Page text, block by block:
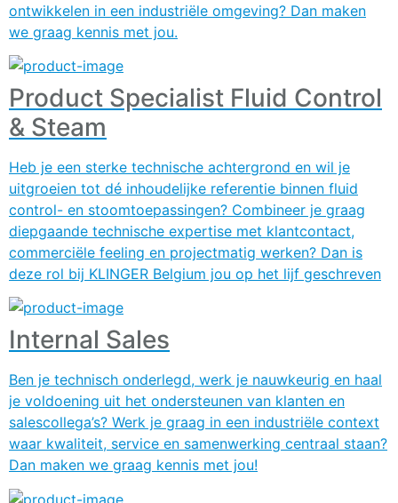
ontwikkelen in een industriële omgeving? Dan maken
we graag kennis met jou.
Product Specialist Fluid Control
& Steam
Heb je een sterke technische achtergrond en wil je
uitgroeien tot dé inhoudelijke referentie binnen fluid
control- en stoomtoepassingen? Combineer je graag
diepgaande technische expertise met klantcontact,
commerciële feeling en projectmatig werken? Dan is
deze rol bij KLINGER Belgium jou op het lijf geschreven
Internal Sales
Ben je technisch onderlegd, werk je nauwkeurig en haal
je voldoening uit het ondersteunen van klanten en
salescollega’s? Werk je graag in een industriële context
waar kwaliteit, service en samenwerking centraal staan?
Dan maken we graag kennis met jou!